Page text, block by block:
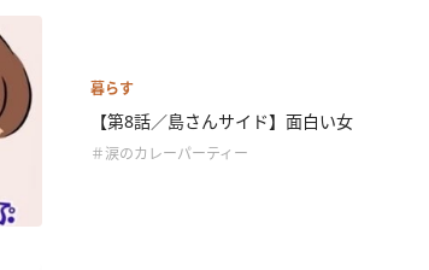
暮らす
【第8話／島さんサイド】面白い女
＃涙のカレーパーティー